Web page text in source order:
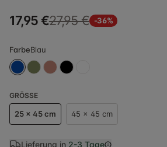
17,95 €27,95 € -36%
FarbeBlau
GRÖSSE
25 x 45 cm 45 x 45 cm
Lieferung in 2-3 Tage